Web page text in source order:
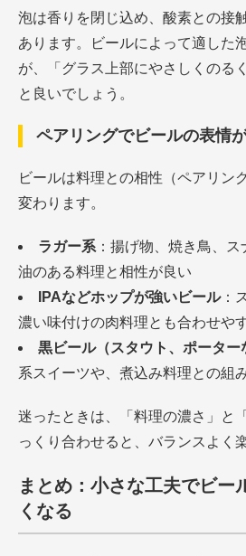
泡は香りを閉じ込め、酸素との接
あります。ビールによって適した
が、「グラス上部にやさしくのる
と良いでしょう。
ペアリングでビールの表情
ビールは料理との相性（ペアリン
変わります。
ラガー系 ：揚げ物、焼き鳥、
油のある料理と相性が良い
IPAなどホップが強いビール：
濃い味付けの肉料理とも合わせや
黒ビール（スタウト、ポーター
系スイーツや、煮込み料理との組
迷ったときは、「料理の濃さ」と
っくり合わせると、バランスよく
まとめ：小さな工夫でビー
くなる